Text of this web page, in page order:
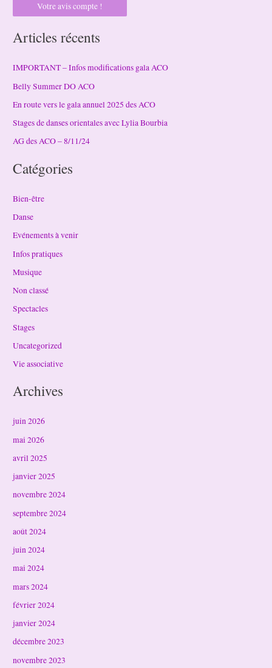
Votre avis compte !
Articles récents
IMPORTANT – Infos modifications gala ACO
Belly Summer DO ACO
En route vers le gala annuel 2025 des ACO
Stages de danses orientales avec Lylia Bourbia
AG des ACO – 8/11/24
Catégories
Bien-être
Danse
Evénements à venir
Infos pratiques
Musique
Non classé
Spectacles
Stages
Uncategorized
Vie associative
Archives
juin 2026
mai 2026
avril 2025
janvier 2025
novembre 2024
septembre 2024
août 2024
juin 2024
mai 2024
mars 2024
février 2024
janvier 2024
décembre 2023
novembre 2023